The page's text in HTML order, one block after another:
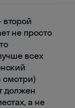
не просто
всех
смотри)
должен
а не